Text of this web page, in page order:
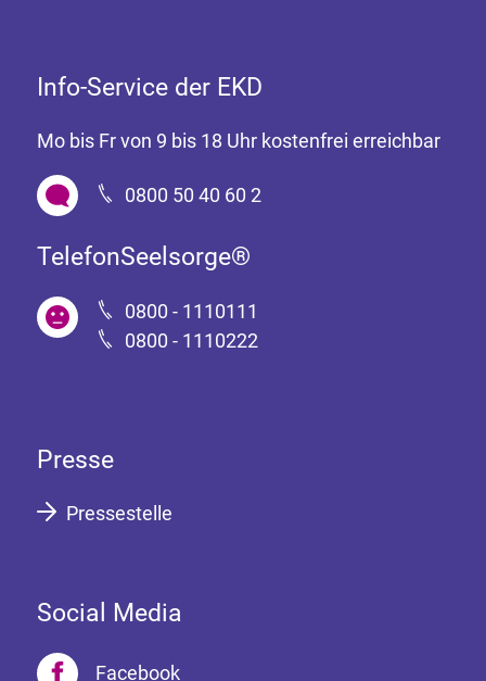
Info-Service der EKD
Mo bis Fr von 9 bis 18 Uhr kostenfrei erreichbar
0800 50 40 60 2
TelefonSeelsorge®
0800 - 1110111
0800 - 1110222
Presse
Pressestelle
Social Media
Facebook